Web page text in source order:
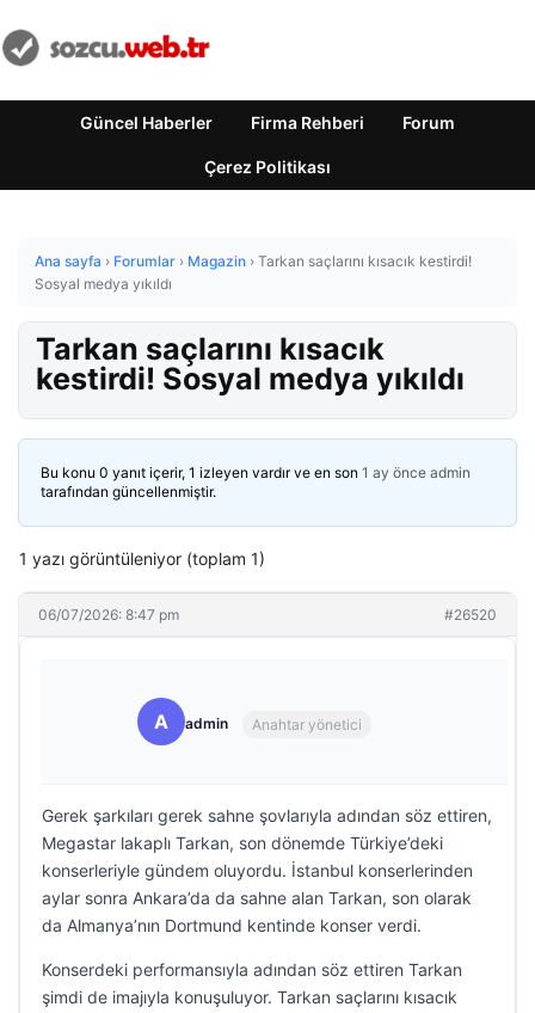
Güncel Haberler Firma Rehberi Forum
Çerez Politikası
Ana sayfa › Forumlar › Magazin › Tarkan saçlarını kısacık kestirdi!
Sosyal medya yıkıldı
Tarkan saçlarını kısacık
kestirdi! Sosyal medya yıkıldı
Bu konu 0 yanıt içerir, 1 izleyen vardır ve en son 1 ay önce admin
tarafından güncellenmiştir.
1 yazı görüntüleniyor (toplam 1)
06/07/2026: 8:47 pm #26520
A admin Anahtar yönetici
Gerek şarkıları gerek sahne şovlarıyla adından söz ettiren,
Megastar lakaplı Tarkan, son dönemde Türkiye’deki
konserleriyle gündem oluyordu. İstanbul konserlerinden
aylar sonra Ankara’da da sahne alan Tarkan, son olarak
da Almanya’nın Dortmund kentinde konser verdi.
Konserdeki performansıyla adından söz ettiren Tarkan
şimdi de imajıyla konuşuluyor. Tarkan saçlarını kısacık